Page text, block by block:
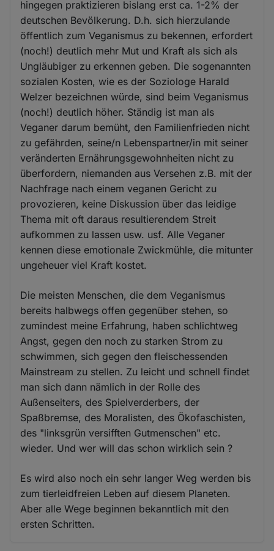
hingegen praktizieren bislang erst ca. 1-2% der
deutschen Bevölkerung. D.h. sich hierzulande
öffentlich zum Veganismus zu bekennen, erfordert
(noch!) deutlich mehr Mut und Kraft als sich als
Ungläubiger zu erkennen geben. Die sogenannten
sozialen Kosten, wie es der Soziologe Harald
Welzer bezeichnen würde, sind beim Veganismus
(noch!) deutlich höher. Ständig ist man als
Veganer darum bemüht, den Familienfrieden nicht
zu gefährden, seine/n Lebenspartner/in mit seiner
veränderten Ernährungsgewohnheiten nicht zu
überfordern, niemanden aus Versehen z.B. mit der
Nachfrage nach einem veganen Gericht zu
provozieren, keine Diskussion über das leidige
Thema mit oft daraus resultierendem Streit
aufkommen zu lassen usw. usf. Alle Veganer
kennen diese emotionale Zwickmühle, die mitunter
ungeheuer viel Kraft kostet.
Die meisten Menschen, die dem Veganismus
bereits halbwegs offen gegenüber stehen, so
zumindest meine Erfahrung, haben schlichtweg
Angst, gegen den noch zu starken Strom zu
schwimmen, sich gegen den fleischessenden
Mainstream zu stellen. Zu leicht und schnell findet
man sich dann nämlich in der Rolle des
Außenseiters, des Spielverderbers, der
Spaßbremse, des Moralisten, des Ökofaschisten,
des "linksgrün versifften Gutmenschen" etc.
wieder. Und wer will das schon wirklich sein ?
Es wird also noch ein sehr langer Weg werden bis
zum tierleidfreien Leben auf diesem Planeten.
Aber alle Wege beginnen bekanntlich mit den
ersten Schritten.